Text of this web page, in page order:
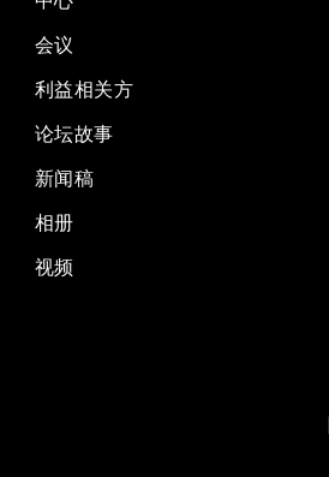
会议
利益相关方
论坛故事
新闻稿
相册
视频